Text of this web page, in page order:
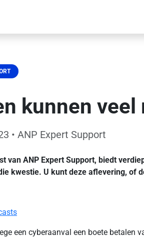
kunnen
• ANP Expert Support
van ANP Expert Support, biedt
kwestie. U kunt deze aflevering, of
een cyberaanval een boete betalen